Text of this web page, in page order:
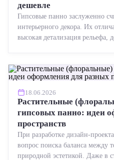
дешевле
Гипсовые панно заслуженно
интерьерного декора. Их
высокая детализация рельефа,
18.06.2026
Растительные
гипсовых панно: идеи
пространств
При разработке дизайн-
вопрос поиска баланса между
природной эстетикой. Даже в